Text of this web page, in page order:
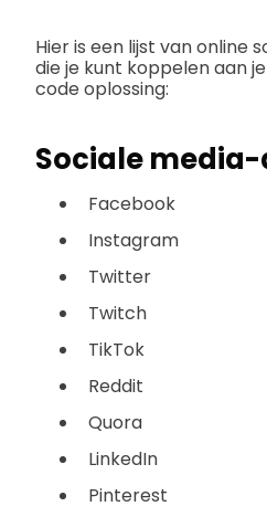
Hier is een lijst van online
die je kunt koppelen aan
code oplossing:
Sociale
Facebook
Instagram
Twitter
Twitch
TikTok
Reddit
Quora
LinkedIn
Pinterest